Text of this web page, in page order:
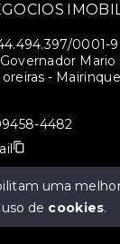
0001-
Mario
-
4482
J
uma
de cookies.